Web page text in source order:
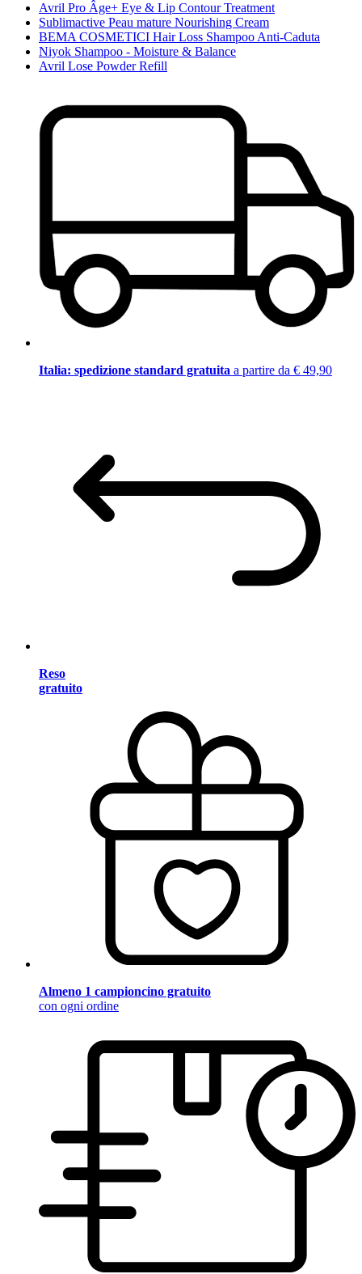
Avril Pro Âge+ Eye & Lip Contour Treatment
Sublimactive Peau mature Nourishing Cream
BEMA COSMETICI Hair Loss Shampoo Anti-Caduta
Niyok Shampoo - Moisture & Balance
Avril Lose Powder Refill
Italia: spedizione standard gratuita a partire da € 49,90
Reso
gratuito
Almeno 1 campioncino gratuito
con ogni ordine